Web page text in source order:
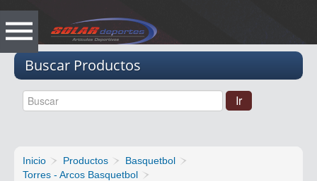
Buscar Productos
Inicio Productos
Basquetbol
Torres - Arcos Basquetbol